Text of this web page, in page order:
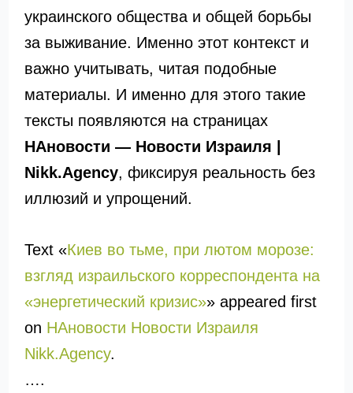
украинского общества и общей борьбы
за выживание. Именно этот контекст и
важно учитывать, читая подобные
материалы. И именно для этого такие
тексты появляются на страницах
НАновости — Новости Израиля |
Nikk.Agency, фиксируя реальность без
иллюзий и упрощений.
Text «Киев во тьме, при лютом морозе:
взгляд израильского корреспондента на
«энергетический кризис»» appeared first
on НАновости Новости Израиля
Nikk.Agency.
….